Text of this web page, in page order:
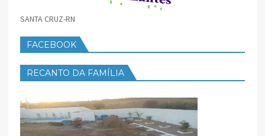
SANTA CRUZ-RN
FACEBOOK
RECANTO DA FAMÍLIA